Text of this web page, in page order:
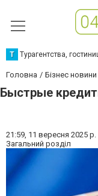
Т Турагентства,
Головна Бізнес новини
Быстрые
21:59, 11 вересня 2025 р.
Загальний розділ